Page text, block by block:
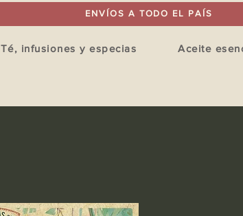
ENVÍOS A TODO EL PAÍS
Té, infusiones y especias Aceite